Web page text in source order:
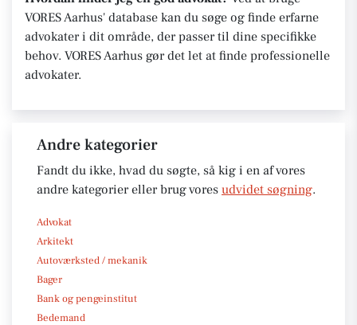
VORES Aarhus' database kan du søge og finde erfarne
advokater i dit område, der passer til dine specifikke
behov. VORES Aarhus gør det let at finde professionelle
advokater.
Andre kategorier
Fandt du ikke, hvad du søgte, så kig i en af vores
andre kategorier eller brug vores udvidet søgning.
Advokat
Arkitekt
Autoværksted / mekanik
Bager
Bank og pengeinstitut
Bedemand